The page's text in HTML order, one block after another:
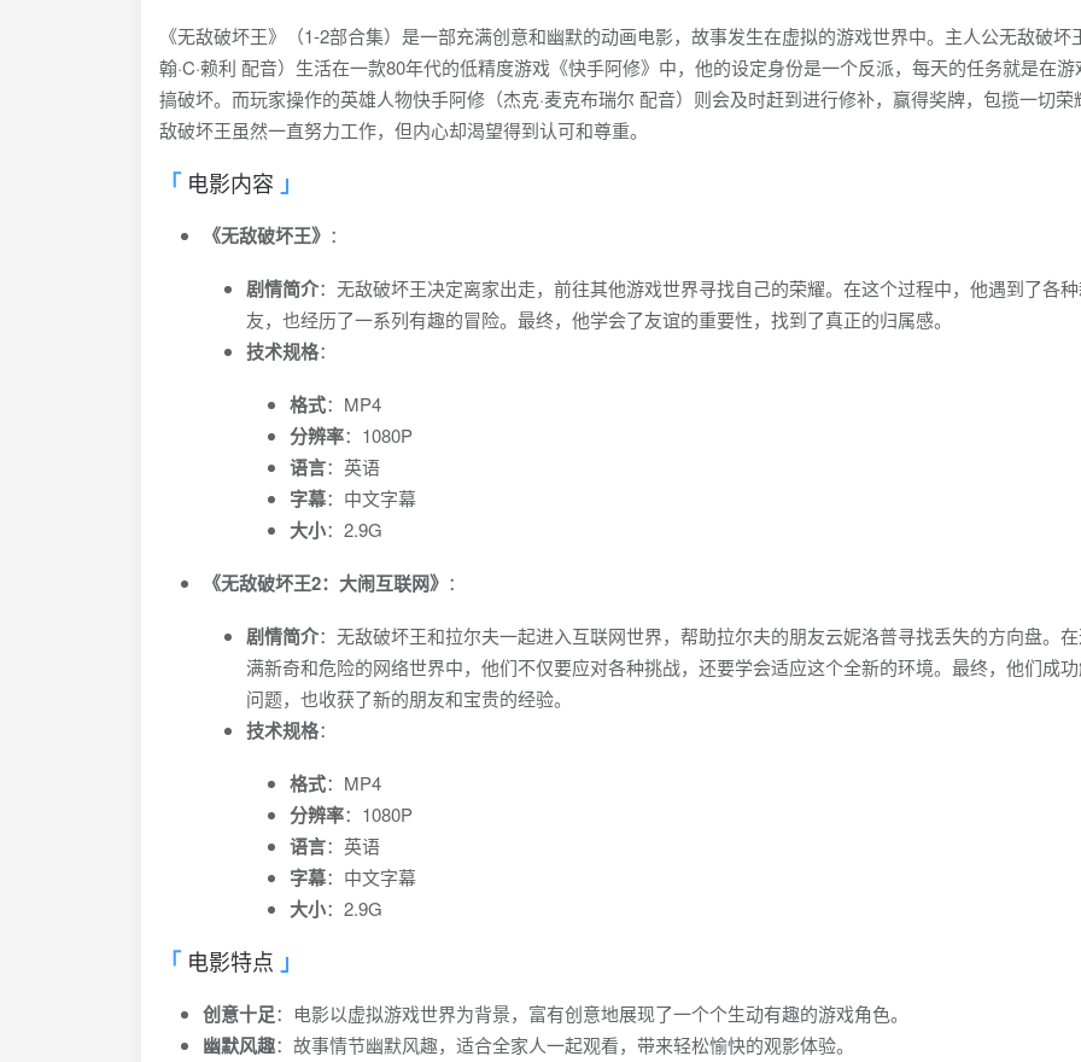
《无敌破坏王》（1-2部合集）是一部充满创意和幽默的动画电影，故事发生在虚拟的游戏世界中。主人公无敌破坏
翰·C·赖利 配音）生活在一款80年代的低精度游戏《快手阿修》中，他的设定身份是一个反派，每天的任务就是在游
搞破坏。而玩家操作的英雄人物快手阿修（杰克·麦克布瑞尔 配音）则会及时赶到进行修补，赢得奖牌，包揽一切荣
敌破坏王虽然一直努力工作，但内心却渴望得到认可和尊重。
电影内容
《无敌破坏王》 ：
剧情简介：无敌破坏王决定离家出走，前往其他游戏世界寻找自己的荣耀。在这个过程中，他遇到了各
友，也经历了一系列有趣的冒险。最终，他学会了友谊的重要性，找到了真正的归属感。
技术规格：
格式：MP4
分辨率：1080P
语言：英语
字幕：中文字幕
大小：2.9G
《无敌破坏王2：大闹互联网》 ：
剧情简介：无敌破坏王和拉尔夫一起进入互联网世界，帮助拉尔夫的朋友云妮洛普寻找丢失的方向盘。
满新奇和危险的网络世界中，他们不仅要应对各种挑战，还要学会适应这个全新的环境。最终，他们成
问题，也收获了新的朋友和宝贵的经验。
技术规格：
格式：MP4
分辨率：1080P
语言：英语
字幕：中文字幕
大小：2.9G
电影特点
创意十足：电影以虚拟游戏世界为背景，富有创意地展现了一个个生动有趣的游戏角色。
幽默风趣：故事情节幽默风趣，适合全家人一起观看，带来轻松愉快的观影体验。